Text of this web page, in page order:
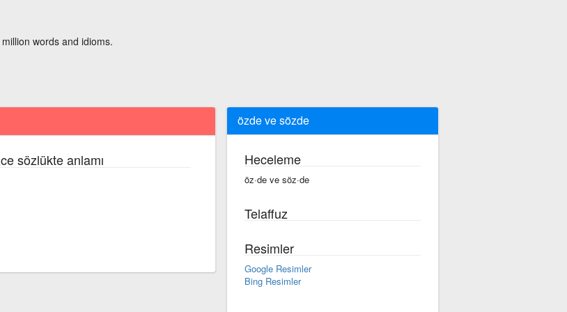
words and idioms.
sözlükte anlamı
özde ve sözde
Heceleme
öz·de ve söz·de
Telaffuz
Resimler
Google Resimler
Bing Resimler